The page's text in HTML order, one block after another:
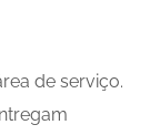
de serviço.